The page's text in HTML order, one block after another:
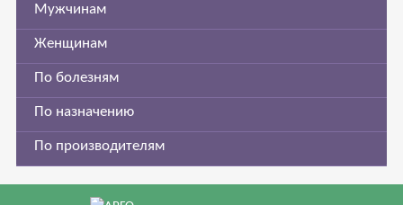
Мужчинам
Женщинам
По болезням
По назначению
По производителям